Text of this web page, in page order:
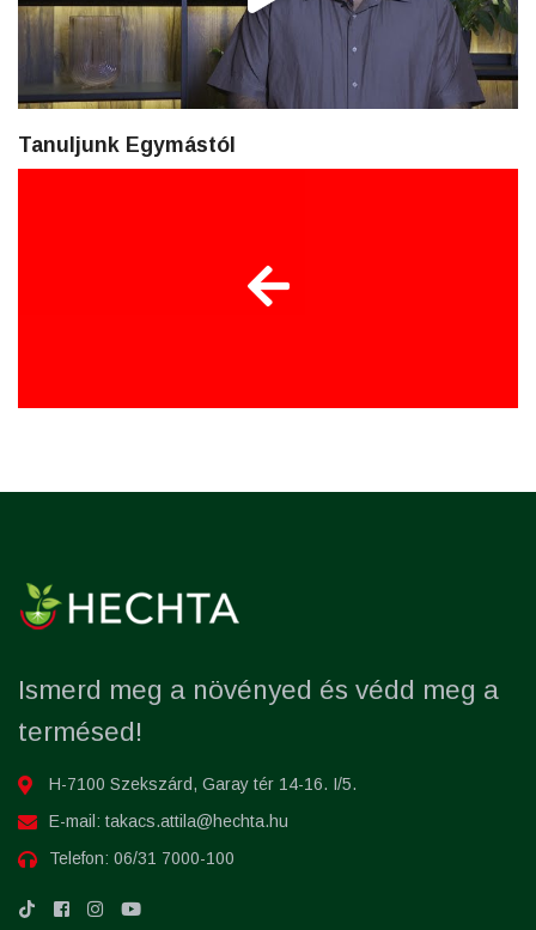
Tanuljunk Egymástól
Ismerd meg a növényed és védd meg a
termésed!
H-7100 Szekszárd, Garay tér 14-16. I/5.
E-mail: takacs.attila@hechta.hu
Telefon: 06/31 7000-100